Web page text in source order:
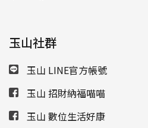
玉山社群
玉山 LINE官方帳號
玉山 招財納福喵喵
玉山 數位生活好康